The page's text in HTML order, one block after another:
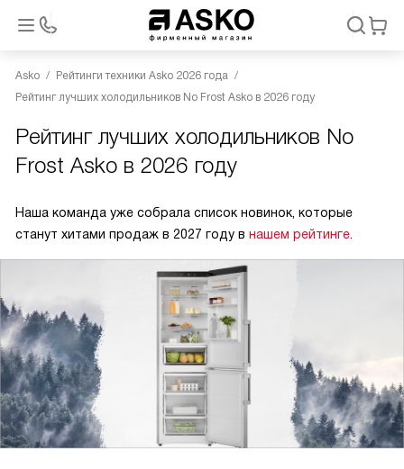
Asko
Рейтинги техники Asko 2026 года
Рейтинг лучших холодильников No Frost Asko в 2026 году
Рейтинг лучших холодильников No
Frost Asko в 2026 году
Наша команда уже собрала список новинок, которые
станут хитами продаж в 2027 году в нашем рейтинге